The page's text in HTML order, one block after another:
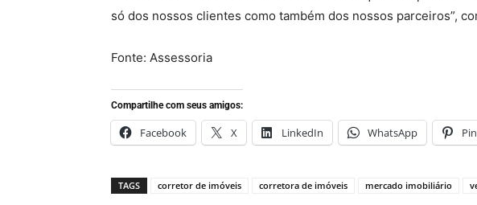
só dos nossos clientes como também dos nossos parceiros”,
Fonte: Assessoria
Compartilhe com seus amigos:
Facebook X LinkedIn WhatsApp
TAGS corretor de imóveis corretora de imóveis mercado imobiliário